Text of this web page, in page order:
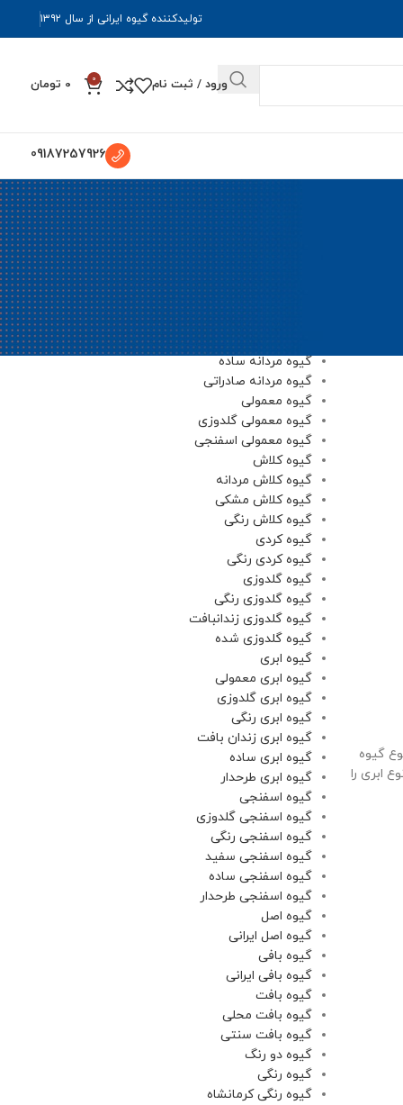
تولیدکننده گیوه ایرانی از سال ۱۳۹۲
ورود / ثبت نام 0
0 تومان
09187257926
گیوه
ابری را
گیوه قلاب باف ساده
گیوه قلاب بافی
گیوه مردانه ساده
گیوه مردانه صادراتی
گیوه معمولی
گیوه معمولی گلدوزی
گیوه معمولی اسفنجی
گیوه کلاش
گیوه کلاش مردانه
گیوه کلاش مشکی
گیوه کلاش رنگی
گیوه کردی
گیوه کردی رنگی
گیوه گلدوزی
گیوه گلدوزی رنگی
گیوه گلدوزی زندانبافت
گیوه گلدوزی شده
گیوه ابری
گیوه ابری معمولی
گیوه ابری گلدوزی
گیوه ابری رنگی
گیوه ابری زندان بافت
گیوه ابری ساده
گیوه ابری طرحدار
گیوه اسفنجی
گیوه اسفنجی گلدوزی
گیوه اسفنجی رنگی
گیوه اسفنجی سفید
گیوه اسفنجی ساده
گیوه اسفنجی طرحدار
گیوه اصل
گیوه اصل ایرانی
گیوه بافی
گیوه بافی ایرانی
گیوه بافت
گیوه بافت محلی
گیوه بافت سنتی
گیوه دو رنگ
گیوه رنگی
گیوه رنگی کرمانشاه